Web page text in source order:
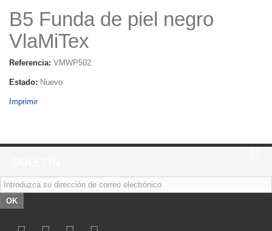
B5 Funda de piel negro
VlaMiTex
Referencia: VMWP502
Estado: Nuevo
Imprimir
OK